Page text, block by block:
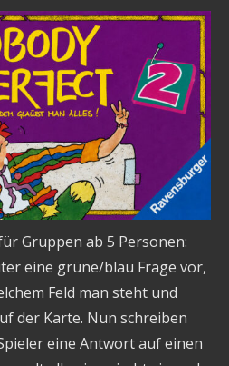
Gruppen ab 5 Personen:
eine grüne/blau Frage vor,
Feld man steht und
der Karte. Nun schreiben
eine Antwort auf einen